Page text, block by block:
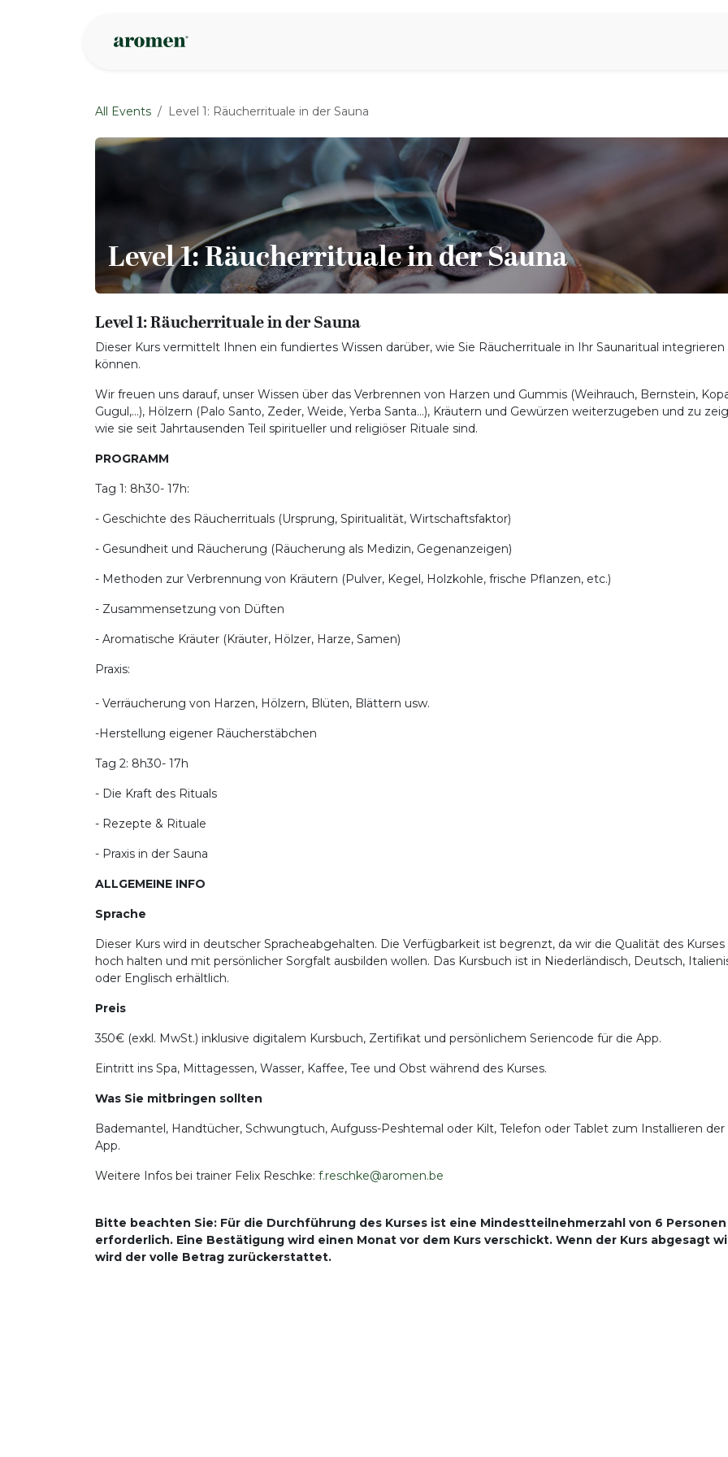
All Events Level 1: Räucherrituale in der Sauna
Level 1: Räucherrituale in der Sauna
Level 1: Räucherrituale in der Sauna
Dieser Kurs vermittelt Ihnen ein fundiertes Wissen darüber, wie Sie Räucherrituale in Ihr Saunaritual integrieren
können.
Wir freuen uns darauf, unser Wissen über das Verbrennen von Harzen und Gummis (Weihrauch, Bernstein,
Gugul,...), Hölzern (Palo Santo, Zeder, Weide, Yerba Santa...), Kräutern und Gewürzen weiterzugeben und zu
wie sie seit Jahrtausenden Teil spiritueller und religiöser Rituale sind.
PROGRAMM
Tag 1: 8h30- 17h:
- Geschichte des Räucherrituals (Ursprung, Spiritualität, Wirtschaftsfaktor)
- Gesundheit und Räucherung (Räucherung als Medizin, Gegenanzeigen)
- Methoden zur Verbrennung von Kräutern (Pulver, Kegel, Holzkohle, frische Pflanzen, etc.)
- Zusammensetzung von Düften
- Aromatische Kräuter (Kräuter, Hölzer, Harze, Samen)
Praxis:
- Verräucherung von Harzen, Hölzern, Blüten, Blättern usw.
-Herstellung eigener Räucherstäbchen
Tag 2: 8h30- 17h
- Die Kraft des Rituals
- Rezepte & Rituale
- Praxis in der Sauna
ALLGEMEINE INFO
Sprache
Dieser Kurs wird in deutscher Spracheabgehalten. Die Verfügbarkeit ist begrenzt, da wir die Qualität des Kurses
hoch halten und mit persönlicher Sorgfalt ausbilden wollen. Das Kursbuch ist in Niederländisch, Deutsch,
oder Englisch erhältlich.
Preis
350€ (exkl. MwSt.) inklusive digitalem Kursbuch, Zertifikat und persönlichem Seriencode für die App.
Eintritt ins Spa, Mittagessen, Wasser, Kaffee, Tee und Obst während des Kurses.
Was Sie mitbringen sollten
Bademantel, Handtücher, Schwungtuch, Aufguss-Peshtemal oder Kilt, Telefon oder Tablet zum Installieren der
App.
Weitere Infos bei trainer Felix Reschke: f.reschke@aromen.be
Bitte beachten Sie: Für die Durchführung des Kurses ist eine Mindestteilnehmerzahl von 6 Personen
erforderlich. Eine Bestätigung wird einen Monat vor dem Kurs verschickt. Wenn der Kurs abgesagt
wird der volle Betrag zurückerstattet.